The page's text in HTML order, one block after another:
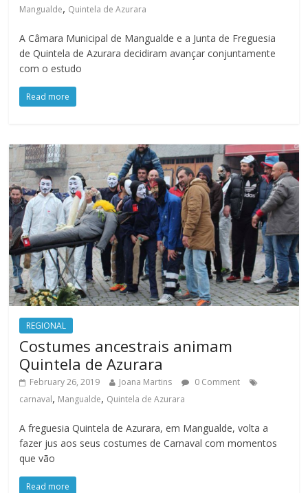
Mangualde, Quintela de Azurara
A Câmara Municipal de Mangualde e a Junta de Freguesia
de Quintela de Azurara decidiram avançar conjuntamente
com o estudo
Read more
REGIONAL
Costumes ancestrais animam
Quintela de Azurara
February 26, 2019 Joana Martins
0 Comment
carnaval, Mangualde, Quintela de Azurara
A freguesia Quintela de Azurara, em Mangualde, volta a
fazer jus aos seus costumes de Carnaval com momentos
que vão
Read more